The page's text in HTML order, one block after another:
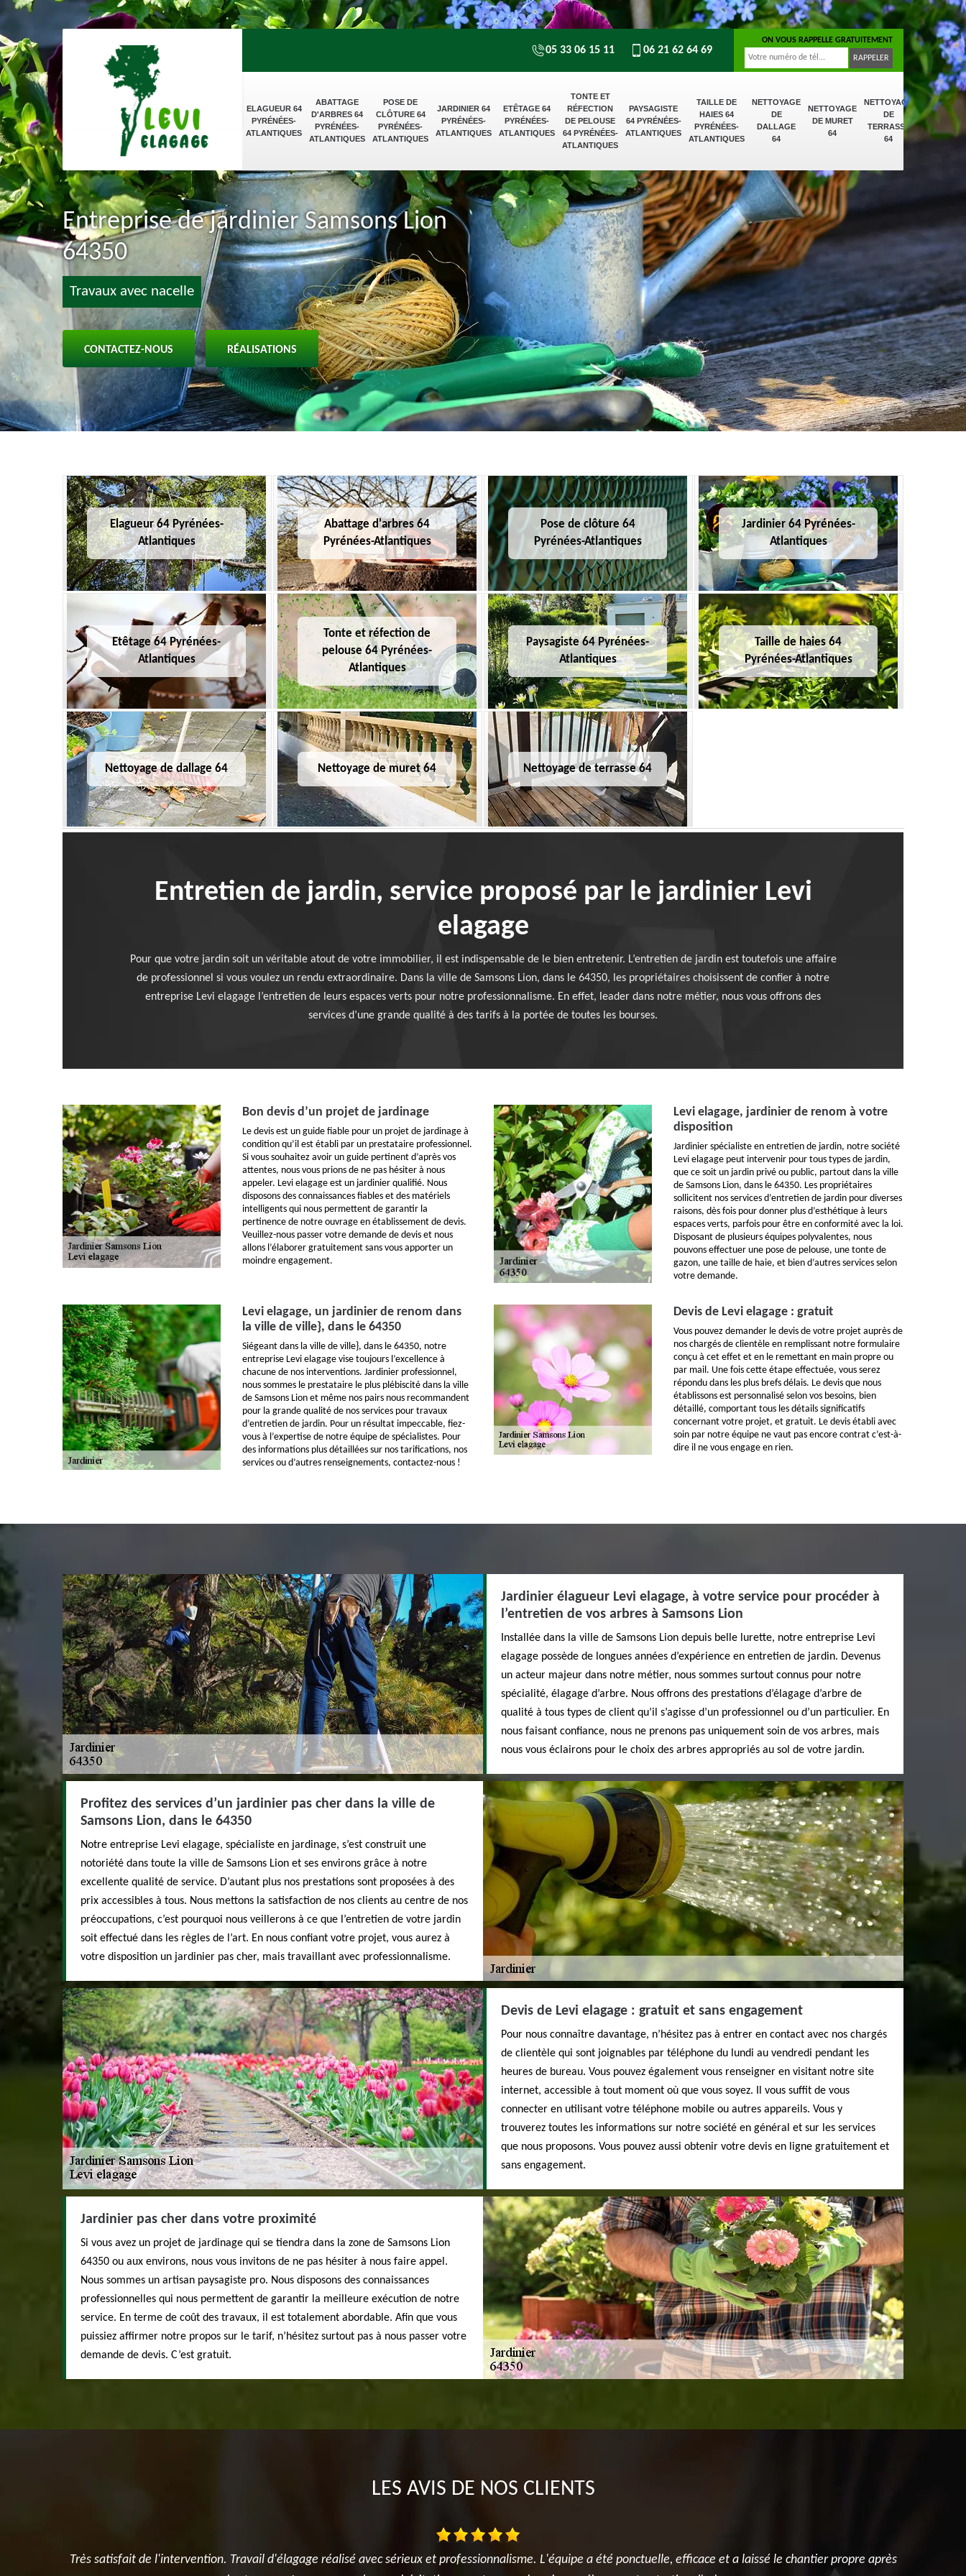
ELAGUEUR 64
PYRÉNÉES-
ATLANTIQUES
ABATTAGE
D'ARBRES 64
PYRÉNÉES-
ATLANTIQUES
POSE DE
CLÔTURE 64
PYRÉNÉES-
ATLANTIQUES
JARDINIER 64
PYRÉNÉES-
ATLANTIQUES
ETÊTAGE 64
PYRÉNÉES-
ATLANTIQUES
TONTE ET
RÉFECTION
DE PELOUSE
64 PYRÉNÉES-
ATLANTIQUES
PAYSAGISTE
64 PYRÉNÉES-
ATLANTIQUES
TAILLE DE
HAIES 64
PYRÉNÉES-
ATLANTIQUES
NETTOYAGE
DE
DALLAGE
64
NETTOYAGE
DE MURET
64
NETTOYAGE
DE
TERRASSE
64
05 33 06 15 11 06 21 62 64 69
ON VOUS RAPPELLE GRATUITEMENT
Entreprise de jardinier Samsons Lion
64350
Travaux avec nacelle
CONTACTEZ-NOUS RÉALISATIONS
Elagueur 64 Pyrénées-
Atlantiques
Abattage d'arbres 64
Pyrénées-Atlantiques
Pose de clôture 64
Pyrénées-Atlantiques
Jardinier 64 Pyrénées-
Atlantiques
Etêtage 64 Pyrénées-
Atlantiques
Tonte et réfection de
pelouse 64 Pyrénées-
Atlantiques
Paysagiste 64 Pyrénées-
Atlantiques
Taille de haies 64
Pyrénées-Atlantiques
Nettoyage de dallage 64 Nettoyage de muret 64 Nettoyage de terrasse 64
Entretien de jardin, service proposé par le jardinier Levi
elagage
Pour que votre jardin soit un véritable atout de votre immobilier, il est indispensable de le bien entretenir. L’entretien de jardin est toutefois une affaire
de professionnel si vous voulez un rendu extraordinaire. Dans la ville de Samsons Lion, dans le 64350, les propriétaires choisissent de confier à notre
entreprise Levi elagage l’entretien de leurs espaces verts pour notre professionnalisme. En effet, leader dans notre métier, nous vous offrons des
services d’une grande qualité à des tarifs à la portée de toutes les bourses.
Bon devis d’un projet de jardinage
Le devis est un guide fiable pour un projet de jardinage à
condition qu’il est établi par un prestataire professionnel.
Si vous souhaitez avoir un guide pertinent d’après vos
attentes, nous vous prions de ne pas hésiter à nous
appeler. Levi elagage est un jardinier qualifié. Nous
disposons des connaissances fiables et des matériels
intelligents qui nous permettent de garantir la
pertinence de notre ouvrage en établissement de devis.
Veuillez-nous passer votre demande de devis et nous
allons l’élaborer gratuitement sans vous apporter un
moindre engagement.
Levi elagage, jardinier de renom à votre
disposition
Jardinier spécialiste en entretien de jardin, notre société
Levi elagage peut intervenir pour tous types de jardin,
que ce soit un jardin privé ou public, partout dans la ville
de Samsons Lion, dans le 64350. Les propriétaires
sollicitent nos services d’entretien de jardin pour diverses
raisons, dès fois pour donner plus d’esthétique à leurs
espaces verts, parfois pour être en conformité avec la loi.
Disposant de plusieurs équipes polyvalentes, nous
pouvons effectuer une pose de pelouse, une tonte de
gazon, une taille de haie, et bien d’autres services selon
votre demande.
Levi elagage, un jardinier de renom dans
la ville de ville}, dans le 64350
Siégeant dans la ville de ville}, dans le 64350, notre
entreprise Levi elagage vise toujours l’excellence à
chacune de nos interventions. Jardinier professionnel,
nous sommes le prestataire le plus plébiscité dans la ville
de Samsons Lion et même nos pairs nous recommandent
pour la grande qualité de nos services pour travaux
d’entretien de jardin. Pour un résultat impeccable, fiez-
vous à l’expertise de notre équipe de spécialistes. Pour
des informations plus détaillées sur nos tarifications, nos
services ou d’autres renseignements, contactez-nous !
Devis de Levi elagage : gratuit
Vous pouvez demander le devis de votre projet auprès de
nos chargés de clientèle en remplissant notre formulaire
conçu à cet effet et en le remettant en main propre ou
par mail. Une fois cette étape effectuée, vous serez
répondu dans les plus brefs délais. Le devis que nous
établissons est personnalisé selon vos besoins, bien
détaillé, comportant tous les détails significatifs
concernant votre projet, et gratuit. Le devis établi avec
soin par notre équipe ne vaut pas encore contrat c’est-à-
dire il ne vous engage en rien.
Jardinier élagueur Levi elagage, à votre service pour procéder à
l’entretien de vos arbres à Samsons Lion
Installée dans la ville de Samsons Lion depuis belle lurette, notre entreprise Levi
elagage possède de longues années d’expérience en entretien de jardin. Devenus
un acteur majeur dans notre métier, nous sommes surtout connus pour notre
spécialité, élagage d’arbre. Nous offrons des prestations d’élagage d’arbre de
qualité à tous types de client qu’il s’agisse d’un professionnel ou d’un particulier. En
nous faisant confiance, nous ne prenons pas uniquement soin de vos arbres, mais
nous vous éclairons pour le choix des arbres appropriés au sol de votre jardin.
Profitez des services d’un jardinier pas cher dans la ville de
Samsons Lion, dans le 64350
Notre entreprise Levi elagage, spécialiste en jardinage, s’est construit une
notoriété dans toute la ville de Samsons Lion et ses environs grâce à notre
excellente qualité de service. D’autant plus nos prestations sont proposées à des
prix accessibles à tous. Nous mettons la satisfaction de nos clients au centre de nos
préoccupations, c’est pourquoi nous veillerons à ce que l’entretien de votre jardin
soit effectué dans les règles de l’art. En nous confiant votre projet, vous aurez à
votre disposition un jardinier pas cher, mais travaillant avec professionnalisme.
Devis de Levi elagage : gratuit et sans engagement
Pour nous connaître davantage, n’hésitez pas à entrer en contact avec nos chargés
de clientèle qui sont joignables par téléphone du lundi au vendredi pendant les
heures de bureau. Vous pouvez également vous renseigner en visitant notre site
internet, accessible à tout moment où que vous soyez. Il vous suffit de vous
connecter en utilisant votre téléphone mobile ou autres appareils. Vous y
trouverez toutes les informations sur notre société en général et sur les services
que nous proposons. Vous pouvez aussi obtenir votre devis en ligne gratuitement et
sans engagement.
Jardinier pas cher dans votre proximité
Si vous avez un projet de jardinage qui se tiendra dans la zone de Samsons Lion
64350 ou aux environs, nous vous invitons de ne pas hésiter à nous faire appel.
Nous sommes un artisan paysagiste pro. Nous disposons des connaissances
professionnelles qui nous permettent de garantir la meilleure exécution de notre
service. En terme de coût des travaux, il est totalement abordable. Afin que vous
puissiez affirmer notre propos sur le tarif, n’hésitez surtout pas à nous passer votre
demande de devis. C’est gratuit.
LES AVIS DE NOS CLIENTS
Très satisfait de l'intervention. Travail d'élagage réalisé avec sérieux et professionnalisme. L'équipe a été ponctuelle, efficace et a laissé le chantier propre après